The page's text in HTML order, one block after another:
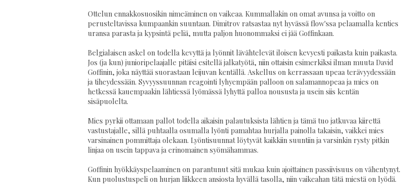
Ottelun ennakkosuosikin nimeäminen on vaikeaa. Kummallakin on omat avunsa ja voitto on
perusteltavissa kumpaankin suuntaan. Dimitrov ratsastaa nyt hyvässä flow'ssa pelaamalla kenties
uransa parasta ja kypsintä peliä, mutta paljon huonommaksi ei jää Goffinkaan.
Belgialaisen askel on todella kevyttä ja lyönnit lävähtelevät iloisen kevyesti paikasta kuin paikasta.
Jos (ja kun) junioripelaajalle pitäisi esitellä jalkatyötä, niin ottaisin esimerkiksi ilman muuta David
Goffinin, joka näyttää suorastaan leijuvan kentällä. Askellus on kerrassaan upeaa terävyydessään
ja tiheydessään. Syvyyssuunnan reagointi lyhyempään palloon on salamannopeaa ja mies on
hetkessä kauempaakin lähtiessä lyömässä lyhyttä palloa noususta ja usein siis kentän
sisäpuolelta.
Mies pyrkii ottamaan pallot todella aikaisin palautuksista lähtien ja tämä tuo jatkuvaa kiirettä
vastustajalle, sillä puhtaalla osumalla lyönti pamahtaa hurjalla painolla takaisin, vaikkei mies
varsinainen pommittaja olekaan. Lyöntisuunnat löytyvät kaikkiin suuntiin ja varsinkin rysty pitkin
linjaa on usein tappava ja erinomainen syömähammas.
Goffinin hyökkäyspelaaminen on parantunut sitä mukaa kuin ajoittainen passiivisuus on vähentynyt.
Kun puolustuspeli on hurjan liikkeen ansiosta hyvällä tasolla, niin vaikeahan tätä miestä on lyödä.